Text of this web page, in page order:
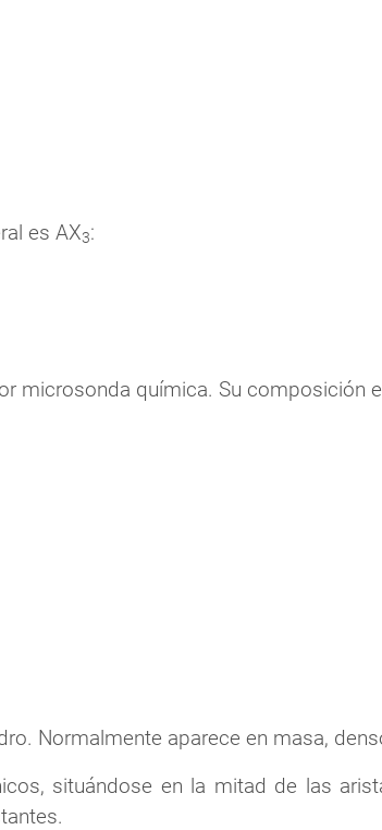
es AX3:
microsonda química. Su composición
Normalmente aparece en masa,
situándose en la mitad de las